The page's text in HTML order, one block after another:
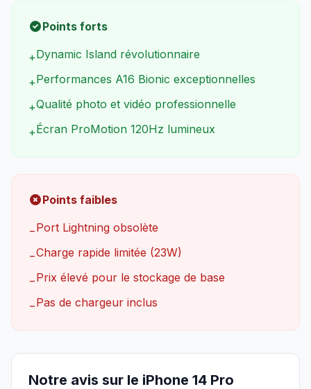
Points forts
+Dynamic Island révolutionnaire
+Performances A16 Bionic exceptionnelles
+Qualité photo et vidéo professionnelle
+Écran ProMotion 120Hz lumineux
Points faibles
−Port Lightning obsolète
−Charge rapide limitée (23W)
−Prix élevé pour le stockage de base
−Pas de chargeur inclus
Notre avis sur le iPhone 14 Pro